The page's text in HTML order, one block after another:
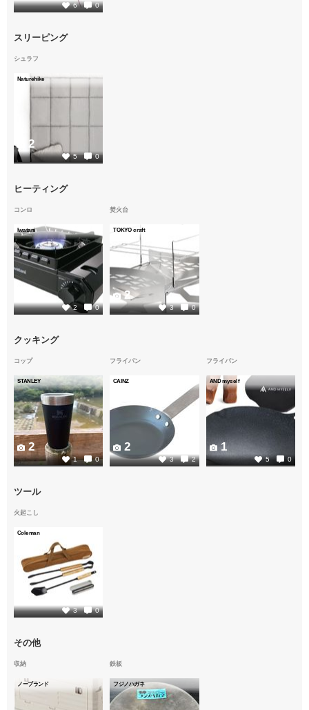
6 0
スリーピング
シュラフ
Naturehike
5 0
2
ヒーティング
コンロ
Iwatani
2 0
焚火台
TOKYO craft
3 0
2
クッキング
コップ
STANLEY
1 0
2
フライパン
CAINZ
3 2
2
フライパン
AND myself
5 0
1
ツール
火起こし
Coleman
3 0
2
その他
収納
ノーブランド
鉄板
フジノハガネ